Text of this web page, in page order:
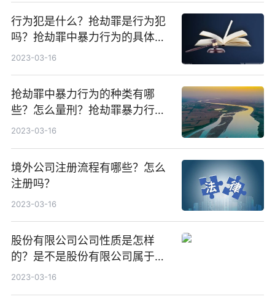
行为犯是什么？抢劫罪是行为犯
吗？抢劫罪中暴力行为的具体表
现形式有哪些？
2023-03-16
抢劫罪中暴力行为的种类有哪
些？怎么量刑？抢劫罪暴力行为
指什么？
2023-03-16
境外公司注册流程有哪些？怎么
注册吗？
2023-03-16
股份有限公司公司性质是怎样
的？是不是股份有限公司属于私
企？
2023-03-16